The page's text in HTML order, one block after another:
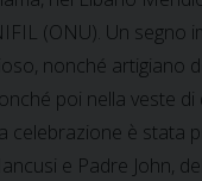
(ONU). Un
nonché artigiano
poi nella veste
celebrazione è
e Padre John,